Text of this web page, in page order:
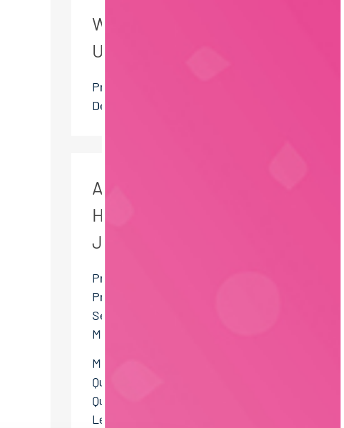
WEITERE JOBS DES
UNTERNEHMENS
Praktikant Research &
Development (m/w/d)
ANDERE BESUCHER
HABEN AUCH DIESE
JOBS GESEHEN
Praktikant (m/w/d)
Produktentwicklung ab
September 2026 für 6
Monate
Mitarbeiter
Qualitätsmanagement /
Qualitätssicherung (m⁠/⁠w⁠/⁠d) –
Lebensmittel